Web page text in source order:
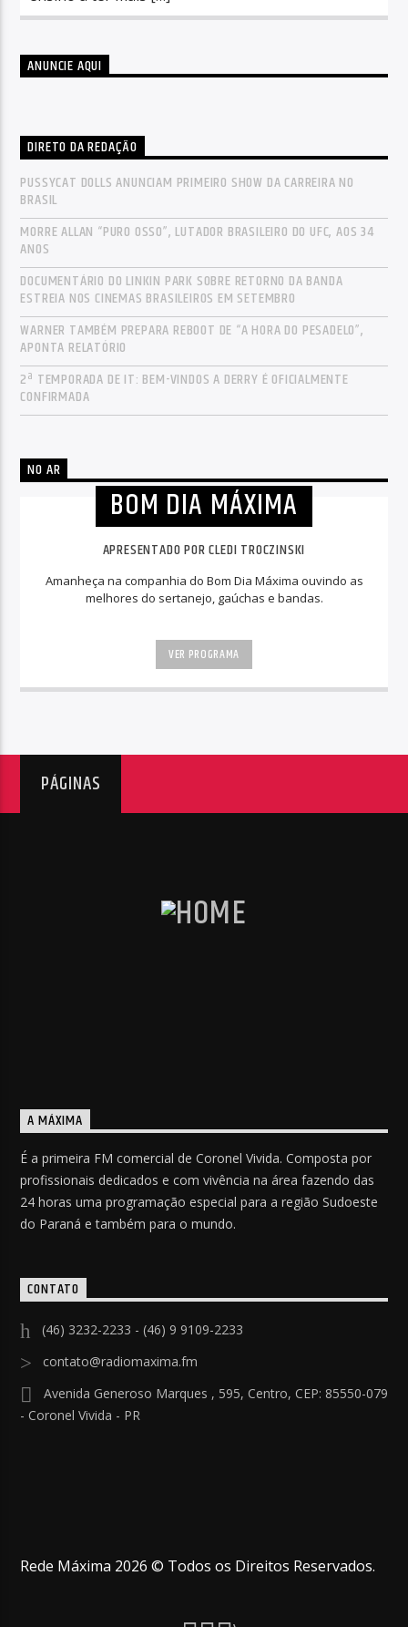
ANUNCIE AQUI
DIRETO DA REDAÇÃO
PUSSYCAT DOLLS ANUNCIAM PRIMEIRO SHOW DA CARREIRA NO
BRASIL
MORRE ALLAN “PURO OSSO”, LUTADOR BRASILEIRO DO UFC, AOS 34
ANOS
DOCUMENTÁRIO DO LINKIN PARK SOBRE RETORNO DA BANDA
ESTREIA NOS CINEMAS BRASILEIROS EM SETEMBRO
WARNER TAMBÉM PREPARA REBOOT DE “A HORA DO PESADELO”,
APONTA RELATÓRIO
2ª TEMPORADA DE IT: BEM-VINDOS A DERRY É OFICIALMENTE
CONFIRMADA
NO AR
BOM DIA MÁXIMA
APRESENTADO POR CLEDI TROCZINSKI
Amanheça na companhia do Bom Dia Máxima ouvindo as
melhores do sertanejo, gaúchas e bandas.
VER PROGRAMA
PÁGINAS
A MÁXIMA
É a primeira FM comercial de Coronel Vivida. Composta por
profissionais dedicados e com vivência na área fazendo das
24 horas uma programação especial para a região Sudoeste
do Paraná e também para o mundo.
CONTATO
(46) 3232-2233 - (46) 9 9109-2233
contato@radiomaxima.fm
Avenida Generoso Marques , 595, Centro, CEP: 85550-079
- Coronel Vivida - PR
Rede Máxima 2026 © Todos os Direitos Reservados.